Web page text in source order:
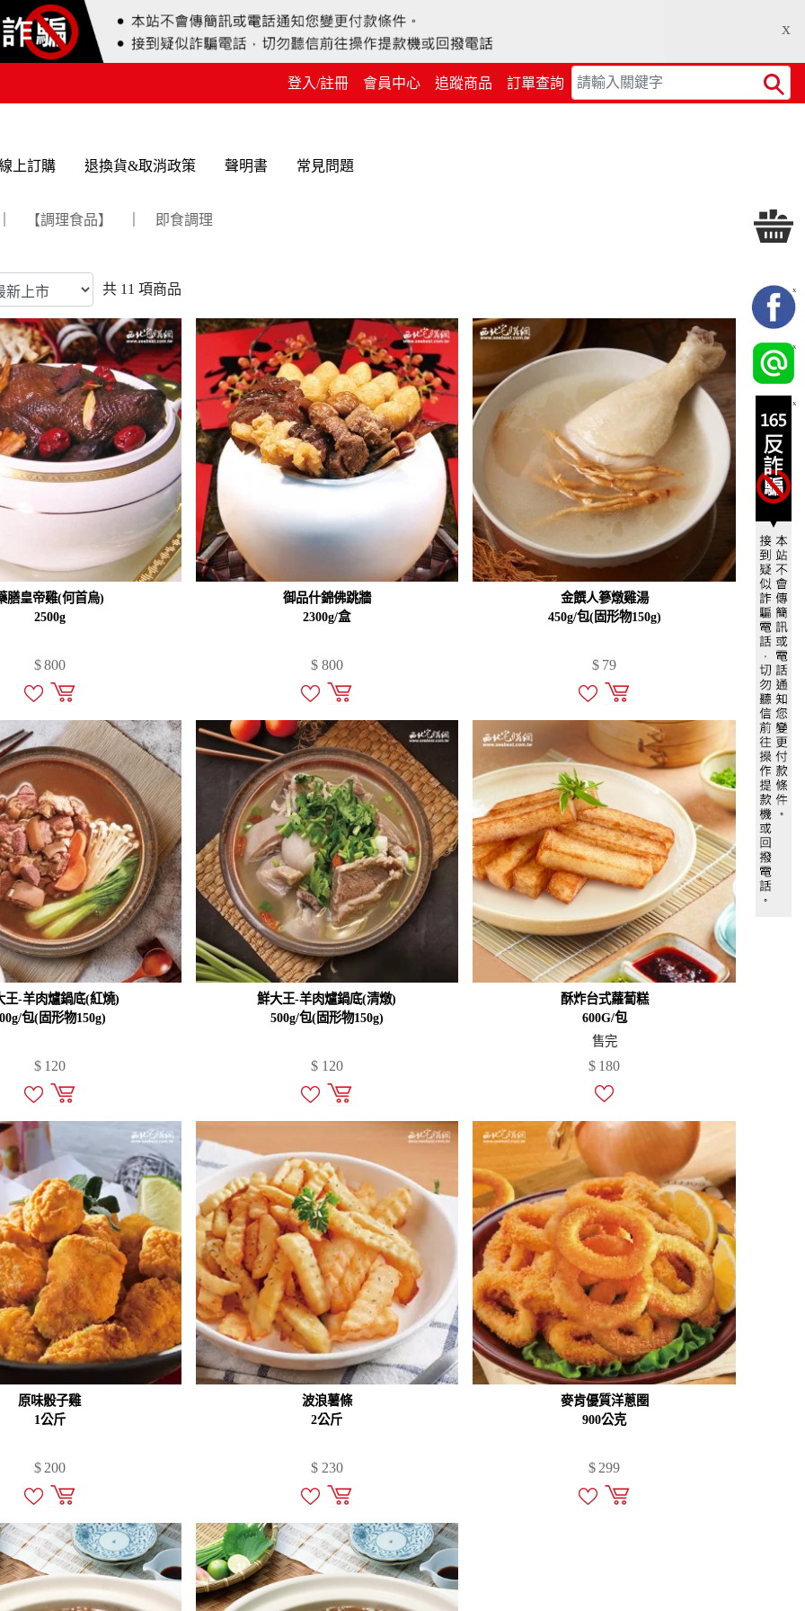
x
登入/註冊 會員中心 追蹤商品 訂單查詢
Search
上訂購 退換貨&取消政策 聲明書 常見問題
【調理食品】 即食調理
共 11 項商品
膳皇帝雞(何首烏)
2500g
$ 800
御品什錦佛跳牆
2300g/盒
$ 800
金饌人篸燉雞湯
450g/包(固形物150g)
$ 79
王-羊肉爐鍋底(紅燒)
包(固形物150g)
$ 120
鮮大王-羊肉爐鍋底(清燉)
500g/包(固形物150g)
$ 120
酥炸台式蘿蔔糕
600G/包
售完
$ 180
原味骰子雞
1公斤
$ 200
波浪薯條
2公斤
$ 230
麥肯優質洋蔥圈
900公克
$ 299
X
X
X